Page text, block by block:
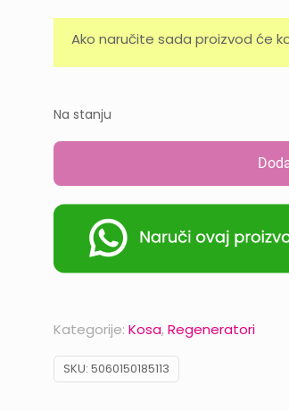
Ako naručite sada proizvod će
Na stanju
Kategorije: Kosa,Regeneratori
SKU: 5060150185113